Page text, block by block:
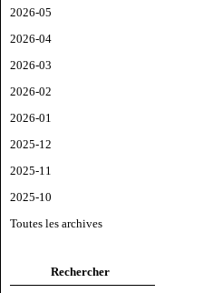
2026-05
2026-04
2026-03
2026-02
2026-01
2025-12
2025-11
2025-10
Toutes les archives
Rechercher